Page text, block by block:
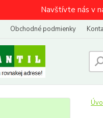
Navštívte nás v
Obchodné podmienky